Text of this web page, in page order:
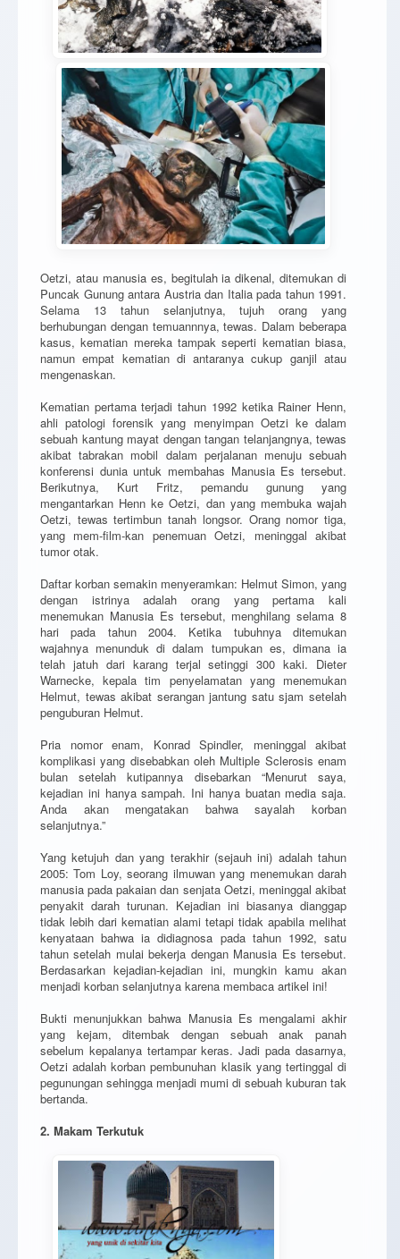
Oetzi, atau manusia es, begitulah ia dikenal, ditemukan di
Puncak Gunung antara Austria dan Italia pada tahun 1991.
Selama 13 tahun selanjutnya, tujuh orang yang
berhubungan dengan temuannnya, tewas. Dalam beberapa
kasus, kematian mereka tampak seperti kematian biasa,
namun empat kematian di antaranya cukup ganjil atau
mengenaskan.
Kematian pertama terjadi tahun 1992 ketika Rainer Henn,
ahli patologi forensik yang menyimpan Oetzi ke dalam
sebuah kantung mayat dengan tangan telanjangnya, tewas
akibat tabrakan mobil dalam perjalanan menuju sebuah
konferensi dunia untuk membahas Manusia Es tersebut.
Berikutnya, Kurt Fritz, pemandu gunung yang
mengantarkan Henn ke Oetzi, dan yang membuka wajah
Oetzi, tewas tertimbun tanah longsor. Orang nomor tiga,
yang mem-film-kan penemuan Oetzi, meninggal akibat
tumor otak.
Daftar korban semakin menyeramkan: Helmut Simon, yang
dengan istrinya adalah orang yang pertama kali
menemukan Manusia Es tersebut, menghilang selama 8
hari pada tahun 2004. Ketika tubuhnya ditemukan
wajahnya menunduk di dalam tumpukan es, dimana ia
telah jatuh dari karang terjal setinggi 300 kaki. Dieter
Warnecke, kepala tim penyelamatan yang menemukan
Helmut, tewas akibat serangan jantung satu sjam setelah
penguburan Helmut.
Pria nomor enam, Konrad Spindler, meninggal akibat
komplikasi yang disebabkan oleh Multiple Sclerosis enam
bulan setelah kutipannya disebarkan “Menurut saya,
kejadian ini hanya sampah. Ini hanya buatan media saja.
Anda akan mengatakan bahwa sayalah korban
selanjutnya.”
Yang ketujuh dan yang terakhir (sejauh ini) adalah tahun
2005: Tom Loy, seorang ilmuwan yang menemukan darah
manusia pada pakaian dan senjata Oetzi, meninggal akibat
penyakit darah turunan. Kejadian ini biasanya dianggap
tidak lebih dari kematian alami tetapi tidak apabila melihat
kenyataan bahwa ia didiagnosa pada tahun 1992, satu
tahun setelah mulai bekerja dengan Manusia Es tersebut.
Berdasarkan kejadian-kejadian ini, mungkin kamu akan
menjadi korban selanjutnya karena membaca artikel ini!
Bukti menunjukkan bahwa Manusia Es mengalami akhir
yang kejam, ditembak dengan sebuah anak panah
sebelum kepalanya tertampar keras. Jadi pada dasarnya,
Oetzi adalah korban pembunuhan klasik yang tertinggal di
pegunungan sehingga menjadi mumi di sebuah kuburan tak
bertanda.
2. Makam Terkutuk